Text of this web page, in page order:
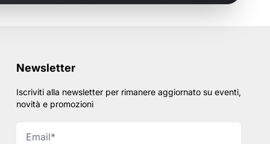
Newsletter
Iscriviti alla newsletter per rimanere aggiornato su eventi,
novità e promozioni